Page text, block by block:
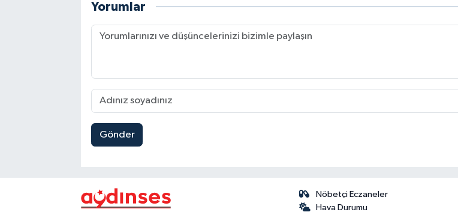
Yorumlar
Gönder
Nöbetçi Eczaneler
Hava Durumu